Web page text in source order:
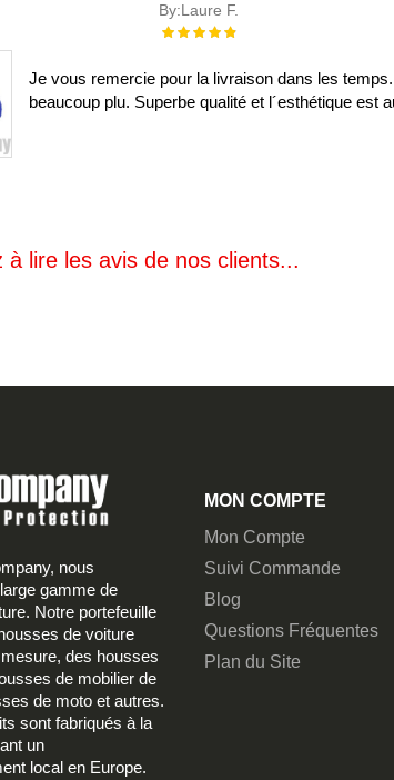
By:Laure F.
Évaluation :
Je vous remercie pour la livraison dans les
beaucoup plu. Superbe qualité et l´esthétique est
à lire les avis de nos clients...
nous
gamme de
Notre portefeuille
de voiture
des housses
de mobilier de
de moto et autres.
sont fabriqués à la
un
local en Europe.
MON COMPTE
Mon Compte
Suivi Commande
Blog
Questions Fréquentes
Plan du Site